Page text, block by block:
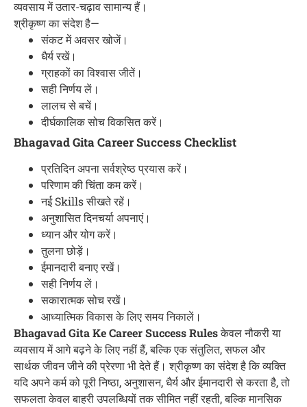
व्यवसाय में उतार-चढ़ाव सामान्य हैं।
श्रीकृष्ण का संदेश है—
संकट में अवसर खोजें।
धैर्य रखें।
ग्राहकों का विश्वास जीतें।
सही निर्णय लें।
लालच से बचें।
दीर्घकालिक सोच विकसित करें।
Bhagavad Gita Career Success Checklist
प्रतिदिन अपना सर्वश्रेष्ठ प्रयास करें।
परिणाम की चिंता कम करें।
नई Skills सीखते रहें।
अनुशासित दिनचर्या अपनाएं।
ध्यान और योग करें।
तुलना छोड़ें।
ईमानदारी बनाए रखें।
सही निर्णय लें।
सकारात्मक सोच रखें।
आध्यात्मिक विकास के लिए समय निकालें।
Bhagavad Gita Ke Career Success Rulesकेवल नौकरी या
व्यवसाय में आगे बढ़ने के लिए नहीं हैं, बल्कि एक संतुलित, सफल और
सार्थक जीवन जीने की प्रेरणा भी देते हैं। श्रीकृष्ण का संदेश है कि व्यक्ति
यदि अपने कर्म को पूरी निष्ठा, अनुशासन, धैर्य और ईमानदारी से करता है, तो
सफलता केवल बाहरी उपलब्धियों तक सीमित नहीं रहती, बल्कि मानसिक